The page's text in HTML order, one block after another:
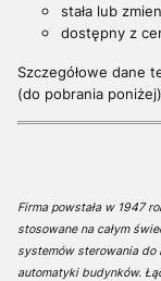
stała lub
dostępny z
Szczegółowe dane
(do pobrania
Firma powstała w 1947
stosowane na całym
systemów sterowania do
automatyki budynków.